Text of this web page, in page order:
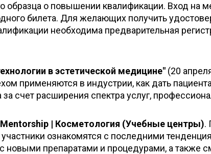
образца о повышении квалификации. Вход на
билета. Для желающих получить
необходима предварительная
в эстетической медицине" (20
применяются в индустрии, как дать
счет расширения спектра услуг,
| Косметология (Учебные центры).
ознакомятся с последними
новыми препаратами и процедурами, а также